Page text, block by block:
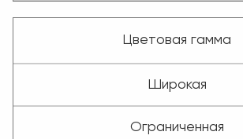
Цветовая гамма
Широкая
Ограниченная